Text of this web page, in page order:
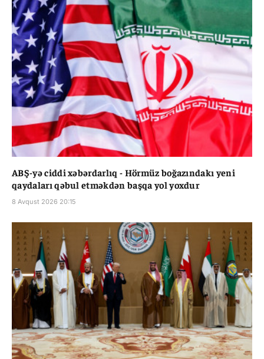
ABŞ-yə ciddi xəbərdarlıq - Hörmüz boğazındakı yeni
qaydaları qəbul etməkdən başqa yol yoxdur
8 Avqust 2026 20:15